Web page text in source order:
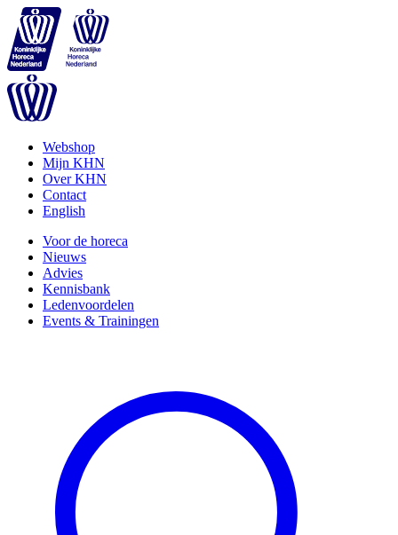
Webshop
Mijn KHN
Over KHN
Contact
English
Voor de horeca
Nieuws
Advies
Kennisbank
Ledenvoordelen
Events & Trainingen